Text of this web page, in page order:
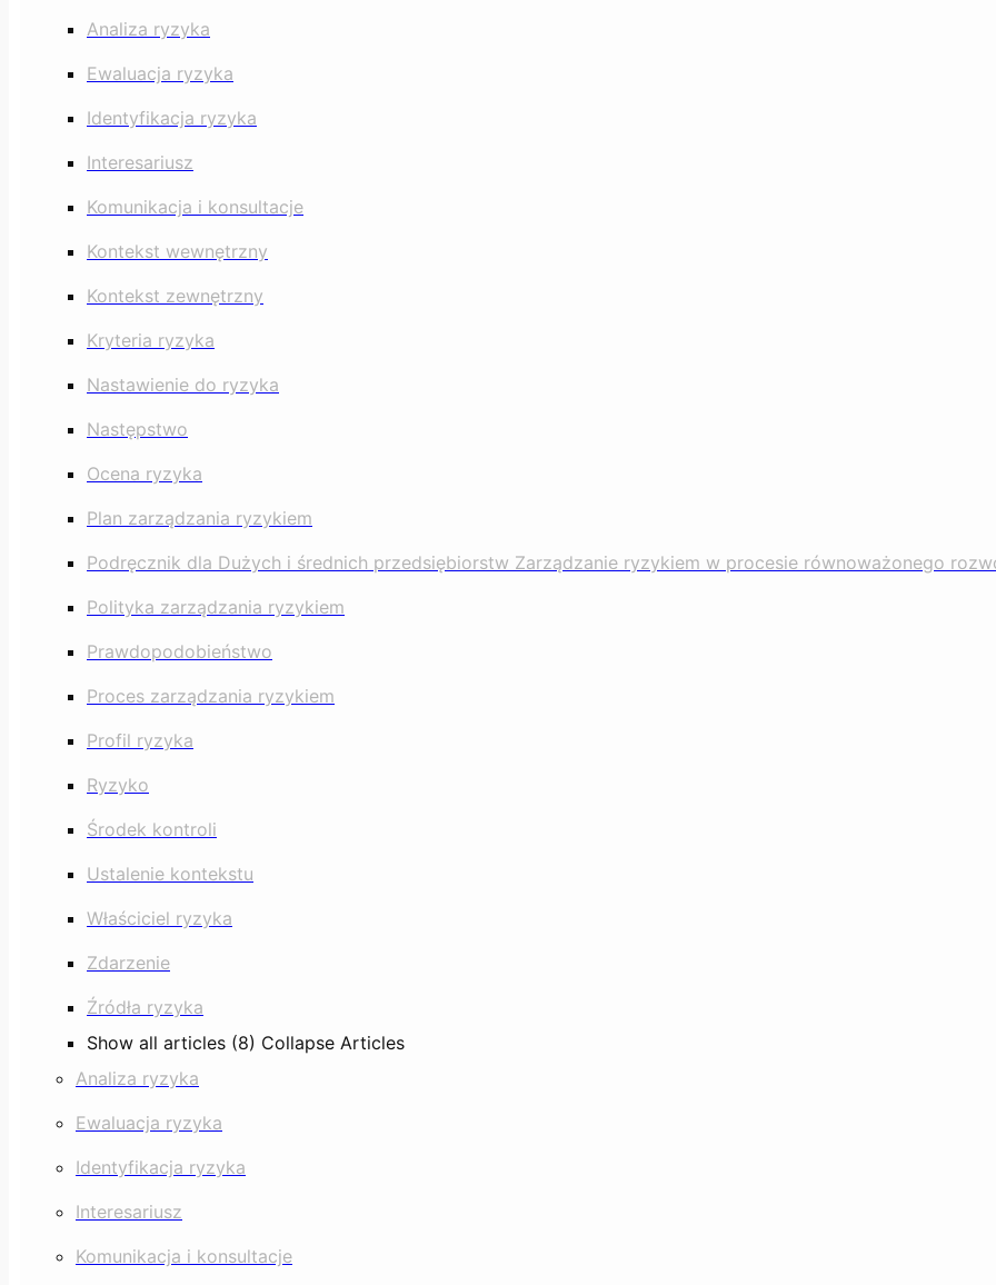
Analiza ryzyka
Ewaluacja ryzyka
Identyfikacja ryzyka
Interesariusz
Komunikacja i konsultacje
Kontekst wewnętrzny
Kontekst zewnętrzny
Kryteria ryzyka
Nastawienie do ryzyka
Następstwo
Ocena ryzyka
Plan zarządzania ryzykiem
Podręcznik dla Dużych i średnich przedsiębiorstw Zarządzanie ryzykiem w procesie równoważonego
Polityka zarządzania ryzykiem
Prawdopodobieństwo
Proces zarządzania ryzykiem
Profil ryzyka
Ryzyko
Środek kontroli
Ustalenie kontekstu
Właściciel ryzyka
Zdarzenie
Źródła ryzyka
Show all articles (8) Collapse Articles
Analiza ryzyka
Ewaluacja ryzyka
Identyfikacja ryzyka
Interesariusz
Komunikacja i konsultacje